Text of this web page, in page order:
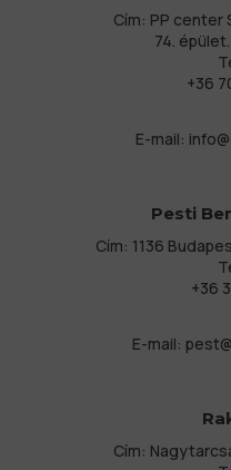
Cím: PP
74.
+36
E-mail:
Pesti
Cím: 1136
+36
E-mail:
Cím: